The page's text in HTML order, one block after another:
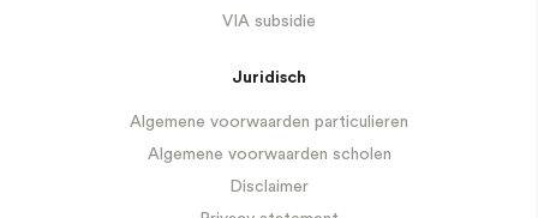
VIA subsidie
Juridisch
Algemene voorwaarden particulieren
Algemene voorwaarden scholen
Disclaimer